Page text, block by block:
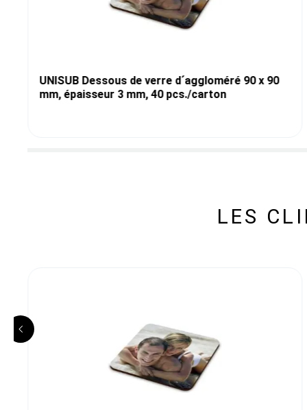
UNISUB Dessous de verre d´aggloméré 90 x 90
mm, épaisseur 3 mm, 40 pcs./carton
LES